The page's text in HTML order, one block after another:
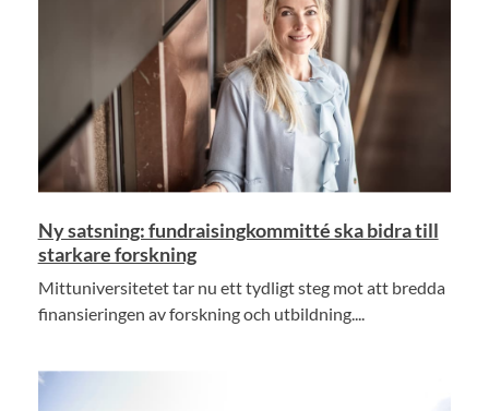
Ny satsning: fundraisingkommitté ska bidra till
starkare forskning
Mittuniversitetet tar nu ett tydligt steg mot att bredda
finansieringen av forskning och utbildning....